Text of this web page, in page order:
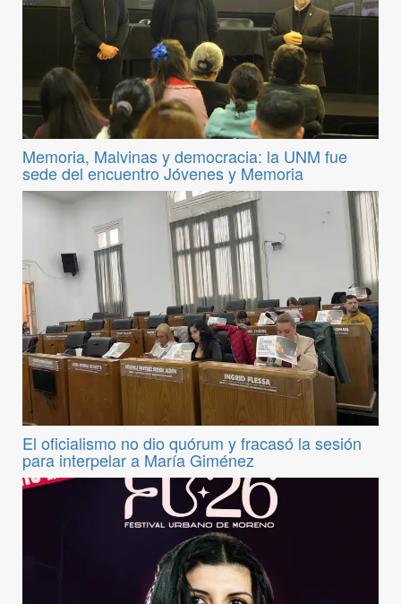
Memoria, Malvinas y democracia: la UNM fue
sede del encuentro Jóvenes y Memoria
El oficialismo no dio quórum y fracasó la sesión
para interpelar a María Giménez